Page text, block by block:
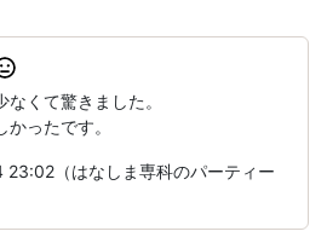
くて驚きました。
ったです。
（はなしま専科のパーティー